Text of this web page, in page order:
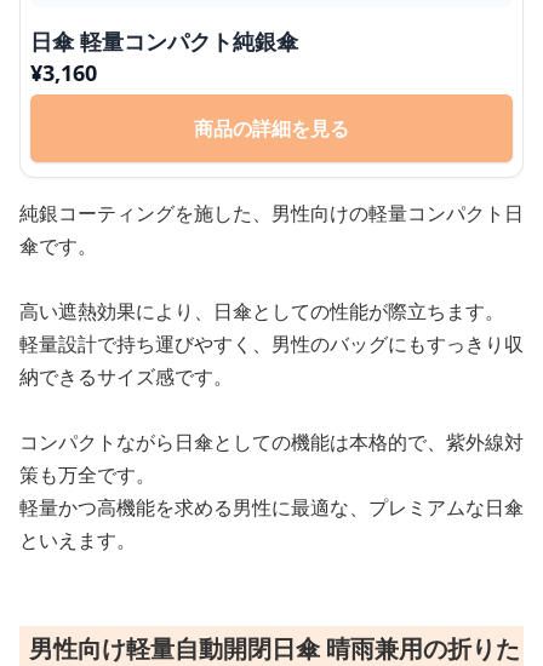
日傘 軽量コンパクト純銀傘
¥3,160
商品の詳細を見る
純銀コーティングを施した、男性向けの軽量コンパクト日
傘です。
高い遮熱効果により、日傘としての性能が際立ちます。
軽量設計で持ち運びやすく、男性のバッグにもすっきり収
納できるサイズ感です。
コンパクトながら日傘としての機能は本格的で、紫外線対
策も万全です。
軽量かつ高機能を求める男性に最適な、プレミアムな日傘
といえます。
男性向け軽量自動開閉日傘 晴雨兼用の折りた